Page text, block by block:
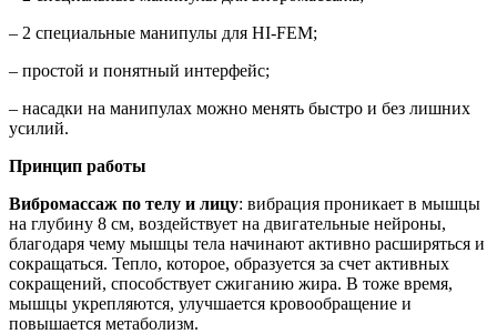
– 2 специальные манипулы для HI-FEM;
– простой и понятный интерфейс;
– насадки на манипулах можно менять быстро и без лишних
усилий.
Принцип работы
Вибромассаж по телу и лицу: вибрация проникает в мышцы
на глубину 8 см, воздействует на двигательные нейроны,
благодаря чему мышцы тела начинают активно расширяться и
сокращаться. Тепло, которое, образуется за счет активных
сокращений, способствует сжиганию жира. В тоже время,
мышцы укрепляются, улучшается кровообращение и
повышается метаболизм.